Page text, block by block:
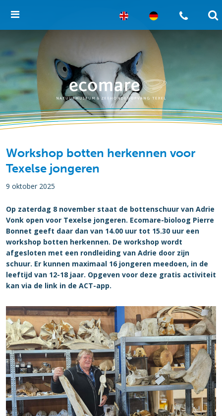
Workshop botten herkennen voor
Texelse jongeren
9 oktober 2025
Op zaterdag 8 november staat de bottenschuur van Adrie
Vonk open voor Texelse jongeren. Ecomare-bioloog Pierre
Bonnet geeft daar dan van 14.00 uur tot 15.30 uur een
workshop botten herkennen. De workshop wordt
afgesloten met een rondleiding van Adrie door zijn
schuur. Er kunnen maximaal 16 jongeren meedoen, in de
leeftijd van 12-18 jaar. Opgeven voor deze gratis activiteit
kan via de link in de ACT-app.